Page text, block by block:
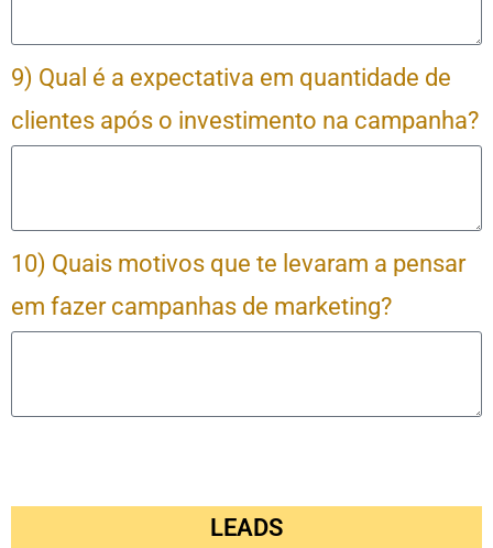
9) Qual é a expectativa em quantidade de
clientes após o investimento na campanha?
10) Quais motivos que te levaram a pensar
em fazer campanhas de marketing?
LEADS